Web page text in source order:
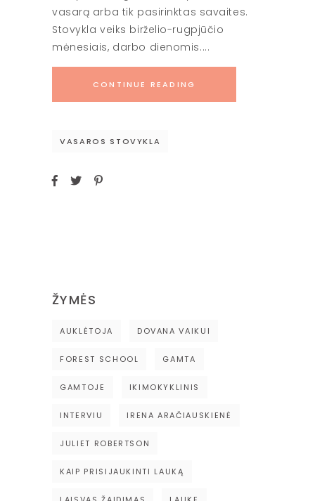
vasarą arba tik pasirinktas savaites.
Stovykla veiks birželio-rugpjūčio
mėnesiais, darbo dienomis.
CONTINUE READING
VASAROS STOVYKLA
ŽYMĖS
AUKLĖTOJA DOVANA VAIKUI
FOREST SCHOOL GAMTA
GAMTOJE IKIMOKYKLINIS
INTERVIU IRENA ARAČIAUSKIENĖ
JULIET ROBERTSON
KAIP PRISIJAUKINTI LAUKĄ